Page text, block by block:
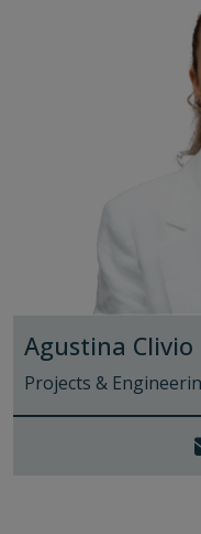
Agustina Clivio
Projects &